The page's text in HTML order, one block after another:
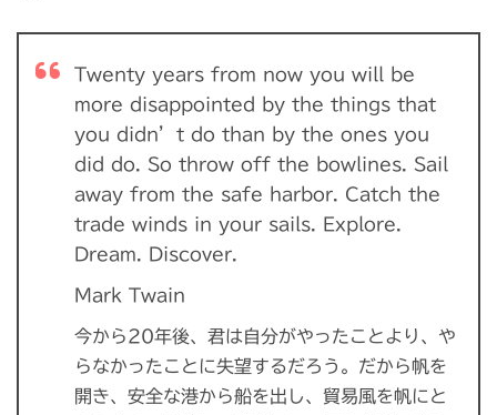
Twenty years from now you will be
more disappointed by the things that
you didn’t do than by the ones you
did do. So throw off the bowlines. Sail
away from the safe harbor. Catch the
trade winds in your sails. Explore.
Dream. Discover.
Mark Twain
今から20年後、君は自分がやったことより、や
らなかったことに失望するだろう。だから帆を
開き、安全な港から船を出し、貿易風を帆にと